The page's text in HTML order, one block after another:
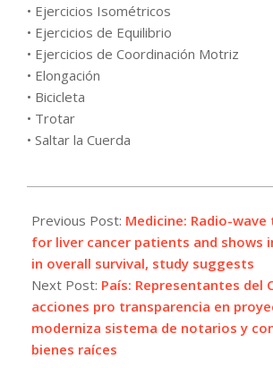
• Ejercicios Isométricos
• Ejercicios de Equilibrio
• Ejercicios de Coordinación Motriz
• Elongación
• Bicicleta
• Trotar
• Saltar la Cuerda
08-
03
Previous Post: Medicine: Radio-
for liver cancer patients and shows
in overall survival, study suggests
Next Post: País: Representantes del
acciones pro transparencia en
moderniza sistema de notarios y
bienes raíces